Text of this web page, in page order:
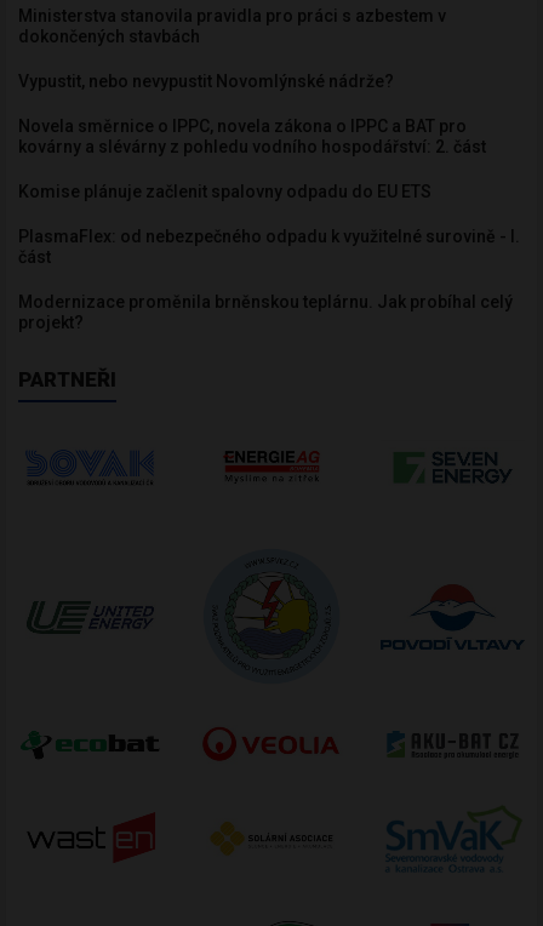
Ministerstva stanovila pravidla pro práci s azbestem v
dokončených stavbách
Vypustit, nebo nevypustit Novomlýnské nádrže?
Novela směrnice o IPPC, novela zákona o IPPC a BAT pro
kovárny a slévárny z pohledu vodního hospodářství: 2. část
Komise plánuje začlenit spalovny odpadu do EU ETS
PlasmaFlex: od nebezpečného odpadu k využitelné surovině - I.
část
Modernizace proměnila brněnskou teplárnu. Jak probíhal celý
projekt?
PARTNEŘI